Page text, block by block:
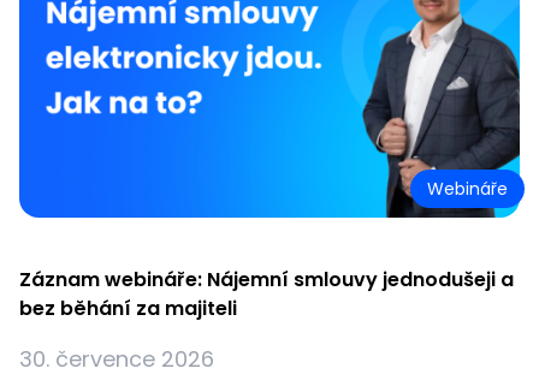
Webináře
Záznam webináře: Nájemní smlouvy jednodušeji a
bez běhání za majiteli
30. července 2026